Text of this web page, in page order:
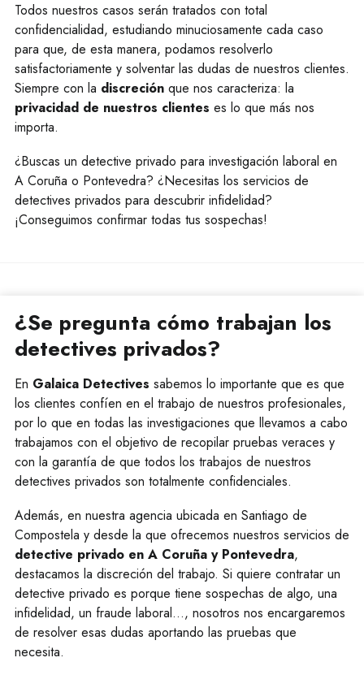
Todos nuestros casos serán tratados con total
confidencialidad, estudiando minuciosamente cada caso
para que, de esta manera, podamos resolverlo
satisfactoriamente y solventar las dudas de nuestros clientes.
Siempre con la discreción que nos caracteriza: la
privacidad de nuestros clientes es lo que más nos
importa.
¿Buscas un detective privado para investigación laboral en
A Coruña o Pontevedra? ¿Necesitas los servicios de
detectives privados para descubrir infidelidad?
¡Conseguimos confirmar todas tus sospechas!
¿Se pregunta cómo trabajan los
detectives privados?
En Galaica Detectives sabemos lo importante que es que
los clientes confíen en el trabajo de nuestros profesionales,
por lo que en todas las investigaciones que llevamos a cabo
trabajamos con el objetivo de recopilar pruebas veraces y
con la garantía de que todos los trabajos de nuestros
detectives privados son totalmente confidenciales.
Además, en nuestra agencia ubicada en Santiago de
Compostela y desde la que ofrecemos nuestros servicios de
detective privado en A Coruña y Pontevedra,
destacamos la discreción del trabajo. Si quiere contratar un
detective privado es porque tiene sospechas de algo, una
infidelidad, un fraude laboral..., nosotros nos encargaremos
de resolver esas dudas aportando las pruebas que
necesita.